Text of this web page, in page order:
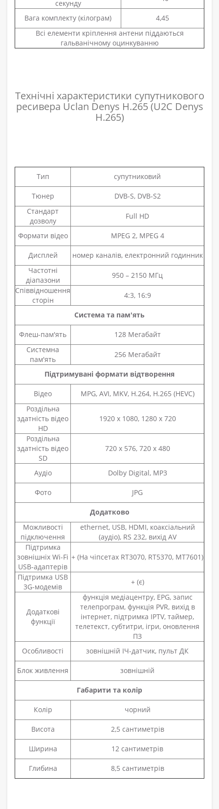
секунду
Вага комплекту (кілограм)
4,45
Всі елементи кріплення антени піддаються
гальванічному оцинкуванню
Технічні характеристики супутникового
ресивера Uclan Denys H.265 (U2C Denys
H.265)
Тип супутниковий
Тюнер
DVB-S, DVB-S2
Стандарт
дозволу
Full HD
Формати відео MPEG 2, MPEG 4
Дисплей
номер каналів, електронний годинник
Частотні
діапазони
950 – 2150 МГц
Співвідношення
сторін
4:3, 16:9
Система та пам'ять
Флеш-пам'ять
128 Мегабайт
Системна
пам'ять
256 Мегабайт
Підтримувані формати відтворення
Відео
MPG, AVI, MKV, H.264, H.265 (HEVC)
Роздільна
здатність відео
HD
1920 х 1080, 1280 х 720
Роздільна
здатність відео
SD
720 x 576, 720 х 480
Аудіо Dolby Digital, MP3
Фото JPG
Додатково
Можливості
підключення
ethernet, USB, HDMI, коаксіальний
(аудіо), RS 232, вихід AV
Підтримка
зовнішніх Wi-Fi
USB-адаптерів
+ (На чіпсетах RT3070, RT5370, MT7601)
Підтримка USB
3G-модемів
+ (є)
Додаткові
функції
функція медіацентру, EPG, запис
телепрограм, функція PVR, вихід в
інтернет, підтримка IPTV, таймер,
телетекст, субтитри, ігри, оновлення
ПЗ
Особливості
зовнішній ІЧ-датчик, пульт ДК
Блок живлення зовнішній
Габарити та колір
Колір чорний
Висота 2,5 сантиметрів
Ширина 12 сантиметрів
Глибина 8,5 сантиметрів